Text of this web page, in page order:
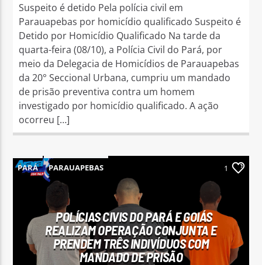
Suspeito é detido Pela polícia civil em
Parauapebas por homicídio qualificado Suspeito é
Detido por Homicídio Qualificado Na tarde da
quarta-feira (08/10), a Polícia Civil do Pará, por
meio da Delegacia de Homicídios de Parauapebas
da 20° Seccional Urbana, cumpriu um mandado
de prisão preventiva contra um homem
investigado por homicídio qualificado. A ação
ocorreu […]
PARÁ PARAUAPEBAS 1
POLÍCIAS CIVIS DO PARÁ E GOIÁS
REALIZAM OPERAÇÃO CONJUNTA E
PRENDEM TRÊS INDIVÍDUOS COM
MANDADO DE PRISÃO